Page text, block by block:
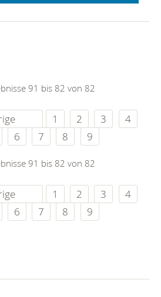
91 bis 82 von 82
1 2 3
4
6 7 8 9
91 bis 82 von 82
1 2 3
4
6 7 8 9